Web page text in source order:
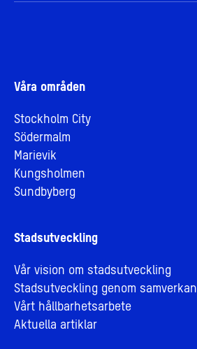
Våra områden
Stockholm City
Södermalm
Marievik
Kungsholmen
Sundbyberg
Stadsutveckling
Vår vision om stadsutveckling
Stadsutveckling genom samverkan
Vårt hållbarhetsarbete
Aktuella artiklar